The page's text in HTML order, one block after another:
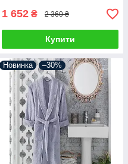
1 652 ₴ 2 360 ₴
Купити
Новинка –30%